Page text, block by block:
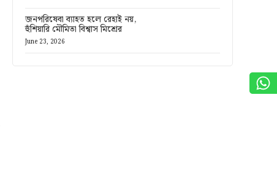
জনপরিষেবা ব্যাহত হলে রেহাই নয়,
হুঁশিয়ারি মৌমিতা বিশ্বাস মিশ্রের
June 23, 2026